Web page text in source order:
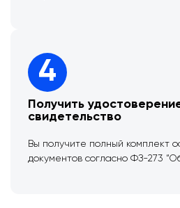
4
Получить
свидетельство
Вы получите полный комплект
документов согласно ФЗ-273